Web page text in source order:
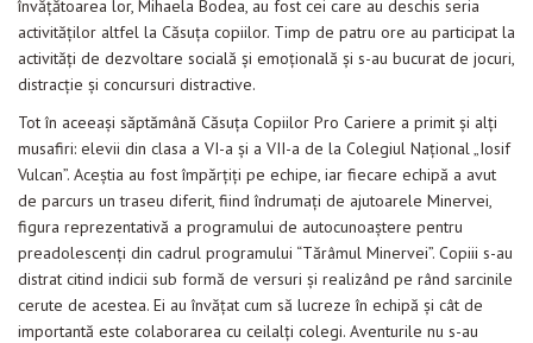
învăţătoarea lor, Mihaela Bodea, au fost cei care au deschis seria
activităţilor altfel la Căsuţa copiilor. Timp de patru ore au participat la
activităţi de dezvoltare socială şi emoţională şi s-au bucurat de jocuri,
distracţie şi concursuri distractive.
Tot în aceeaşi săptămână Căsuţa Copiilor Pro Cariere a primit şi alţi
musafiri: elevii din clasa a VI-a şi a VII-a de la Colegiul Naţional „Iosif
Vulcan”. Aceştia au fost împărţiţi pe echipe, iar fiecare echipă a avut
de parcurs un traseu diferit, fiind îndrumaţi de ajutoarele Minervei,
figura reprezentativă a programului de autocunoaştere pentru
preadolescenţi din cadrul programului “Tărâmul Minervei”. Copiii s-au
distrat citind indicii sub formă de versuri şi realizând pe rând sarcinile
cerute de acestea. Ei au învăţat cum să lucreze în echipă şi cât de
importantă este colaborarea cu ceilalţi colegi. Aventurile nu s-au